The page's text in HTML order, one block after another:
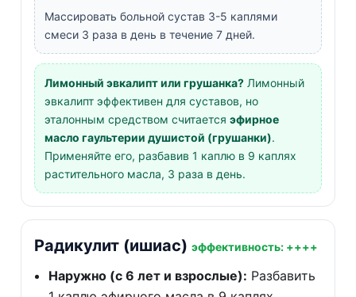
Массировать больной сустав 3-5 каплями
смеси 3 раза в день в течение 7 дней.
Лимонный эвкалипт или грушанка? Лимонный
эвкалипт эффективен для суставов, но
эталонным средством считается эфирное
масло гаультерии душистой (грушанки).
Применяйте его, разбавив 1 каплю в 9 каплях
растительного масла, 3 раза в день.
Радикулит (ишиас) эффективность: ++++
Наружно (с 6 лет и взрослые): Разбавить